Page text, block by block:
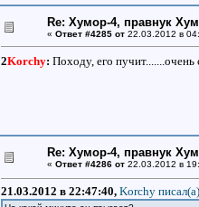
Re: Хумор-4, правнук
« Ответ #4285 от22.03.2012 в
2Korchy: Походу, его
Re: Хумор-4, правнук
« Ответ #4286 от22.03.2012 в
21.03.2012 в 22:47:40, Korchy писал(a)